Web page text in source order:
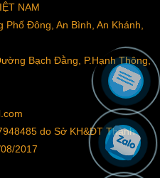
NAM
Đông, An Bình, An Khánh,
Bạch Đằng, P.Hạnh Thông,
do Sở KH&ĐT Thành
2017